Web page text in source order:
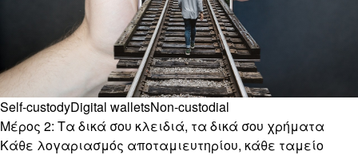
Self-custodyDigital walletsNon-custodial
Μέρος 2: Τα δικά σου κλειδιά, τα δικά σου χρήματα
Κάθε λογαριασμός αποταμιευτηρίου, κάθε ταμείο